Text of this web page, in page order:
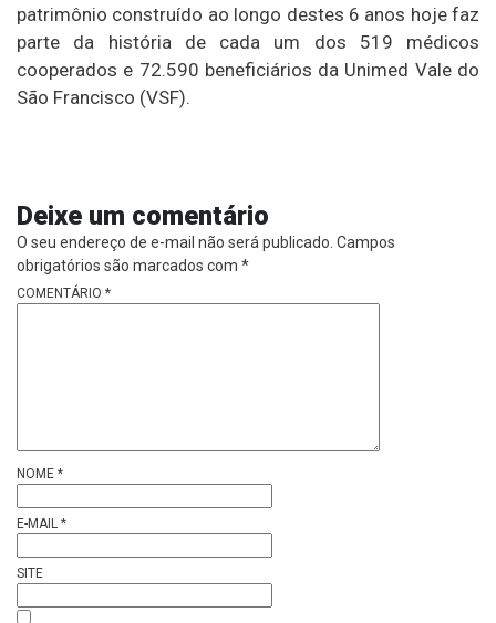
patrimônio construído ao longo destes 6 anos hoje faz
parte da história de cada um dos 519 médicos
cooperados e 72.590 beneficiários da Unimed Vale do
São Francisco (VSF).
Deixe um comentário
O seu endereço de e-mail não será publicado. Campos
obrigatórios são marcados com *
COMENTÁRIO *
NOME *
E-MAIL *
SITE